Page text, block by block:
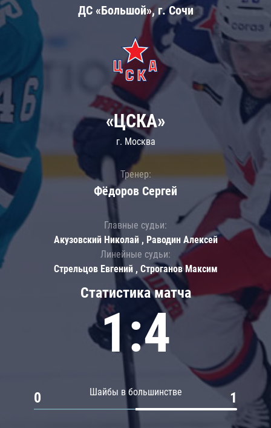
ДС «Большой», г. Сочи
Статистика матча
1:4
Шайбы в большинстве
0 1
«ЦСКА»
г. Москва
Тренер:
Фёдоров Сергей
Главные судьи:
Акузовский Николай , Раводин Алексей
Линейные судьи:
Стрельцов Евгений , Строганов Максим